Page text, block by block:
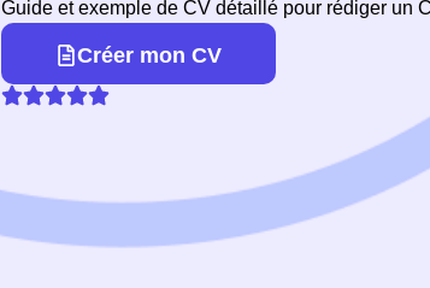
Guide et exemple de CV détaillé pour rédiger un
Créer mon CV